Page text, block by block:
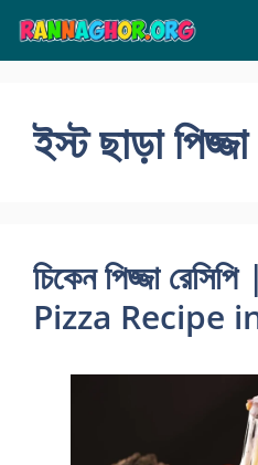
Skip
content
ইস্ট ছাড়া
চিকেন পিজ্জা
Pizza Recipe